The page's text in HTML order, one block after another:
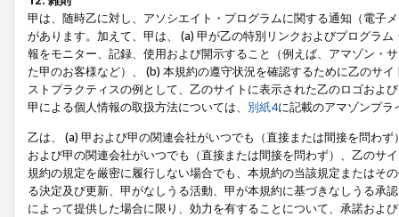
甲は、随時乙に対し、アソシエイト・プログラムに関する通知（電子
があります。加えて、甲は、 (a) 甲が乙の特別リンクおよびプログラ
報をモニター、記録、使用および開示すること（例えば、アマゾン・
た甲のお客様など）、 (b) 本規約の遵守状況を確認するために乙のサ
ストプラクティスの例として、乙のサイトに表示された乙のロゴおよ
甲による個人情報の取扱方法については、 別紙4に記載のアマゾンプ
乙は、 (a) 甲および甲の関連会社がいつでも（直接または間接を問わ
および甲の関連会社がいつでも（直接または間接を問わず）、乙のサ
規約の規定を厳密に履行しない場合でも、本規約の当該規定またはそ
る決定及び更新、甲がなしうる活動、甲が本規約に基づきなしうる承
によって提供した場合に限り、効力を有することについて、承諾およ